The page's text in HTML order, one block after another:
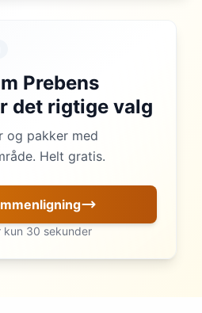
Prebens
det rigtige valg
og pakker med
Helt gratis.
kun 30 sekunder